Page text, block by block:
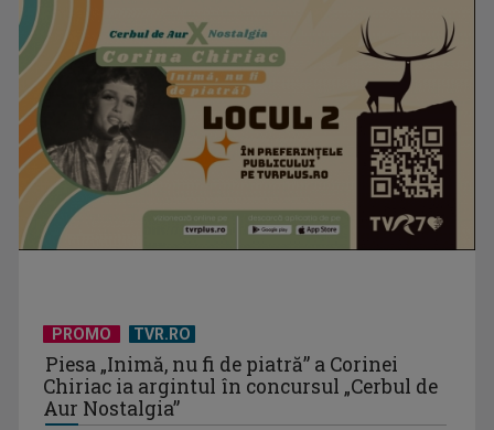
România revine în Top 3 Eurovision, într-o ediție aniversară a
concursului
Eurovision Song Contest 2026: spectacol grandios pregătit
de televiziunea ...
PROMO TVR.RO
Piesa „Inimă, nu fi de piatră” a Corinei
Chiriac ia argintul în concursul „Cerbul de
Aur Nostalgia”